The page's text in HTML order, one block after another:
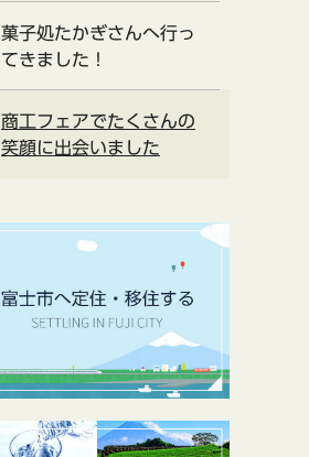
菓子処たかぎさんへ行っ
てきました！
商工フェアでたくさんの
笑顔に出会いました